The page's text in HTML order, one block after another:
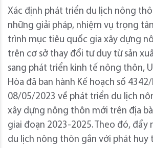
Xác định phát triển du lịch nông
những giải pháp, nhiệm vụ trọng
trình mục tiêu quốc gia xây dựng
trên cơ sở thay đổi tư duy từ sản
sang phát triển kinh tế nông thôn,
Hòa đã ban hành Kế hoạch số
08/05/2023 về phát triển du lịch
xây dựng nông thôn mới trên địa
giai đoạn 2023-2025. Theo đó, đẩy
du lịch nông thôn gắn với phát huy